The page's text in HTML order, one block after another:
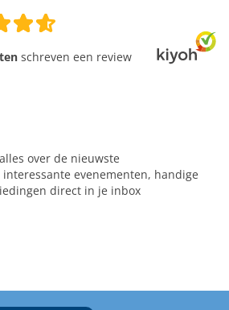
schreven een review
over de nieuwste
evenementen, handige
direct in je inbox